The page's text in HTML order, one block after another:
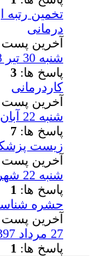
تخمین
درمانی
آخرین
شنبه 30 تیر 1398, 3:40 pm
پاسخ ها: 3
کاردرمانی
آخرین
شنبه 22 آبان 1397, 5:59 pm
پاسخ ها: 7
زیست
آخرین
شنبه 22 شهریور 1397, 6:13 am
پاسخ ها: 1
حشره
آخرین
27 مرداد 1397, 12:39 pm
پاسخ ها: 1